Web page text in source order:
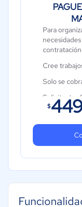
Para
Cree
Solo se
Solicitantes
de
$